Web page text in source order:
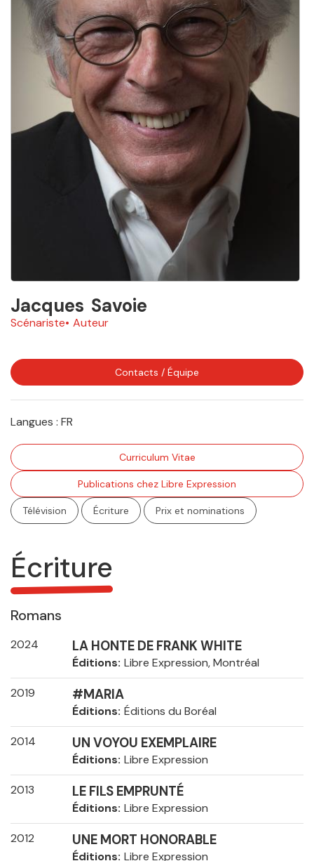
Jacques Savoie
Scénariste Auteur
Contacts / Équipe
Langues : FR
Curriculum Vitae
Publications chez Libre Expression
Télévision Écriture Prix et nominations
Écriture
Romans
2024 LA HONTE DE FRANK WHITE
Éditions Libre Expression, Montréal
2019 #MARIA
Éditions Éditions du Boréal
2014 UN VOYOU EXEMPLAIRE
Éditions Libre Expression
2013 LE FILS EMPRUNTÉ
Éditions Libre Expression
2012 UNE MORT HONORABLE
Éditions Libre Expression